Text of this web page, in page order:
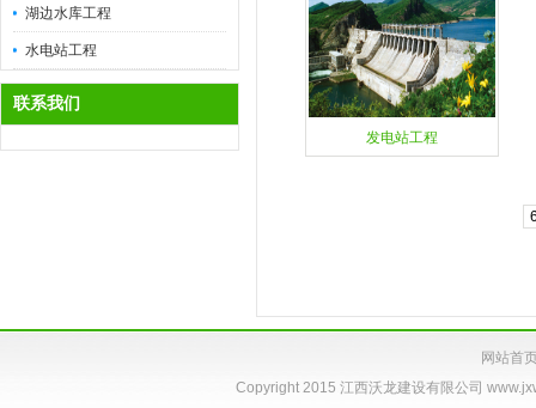
湖边水库工程
水电站工程
联系我们
发电站工程
网站首
Copyright 2015 江西沃龙建设有限公司